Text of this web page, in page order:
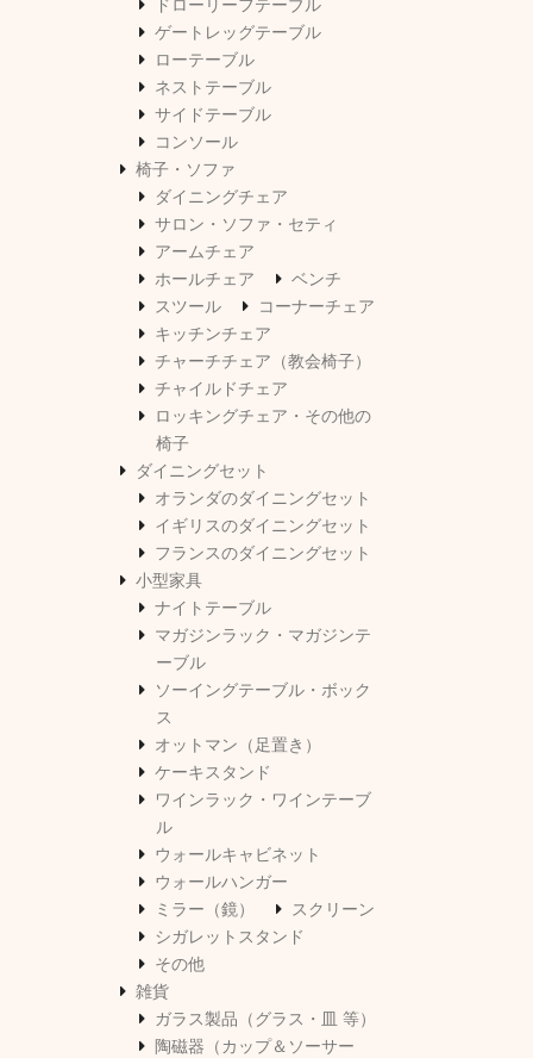
ドローリーフテーブル
ゲートレッグテーブル
ローテーブル
ネストテーブル
サイドテーブル
コンソール
椅子・ソファ
ダイニングチェア
サロン・ソファ・セティ
アームチェア
ホールチェア
ベンチ
スツール
コーナーチェア
キッチンチェア
チャーチチェア（教会椅子）
チャイルドチェア
ロッキングチェア・その他の
椅子
ダイニングセット
オランダのダイニングセット
イギリスのダイニングセット
フランスのダイニングセット
小型家具
ナイトテーブル
マガジンラック・マガジンテ
ーブル
ソーイングテーブル・ボック
ス
オットマン（足置き）
ケーキスタンド
ワインラック・ワインテーブ
ル
ウォールキャビネット
ウォールハンガー
ミラー（鏡）
スクリーン
シガレットスタンド
その他
雑貨
ガラス製品（グラス・皿 等）
陶磁器（カップ＆ソーサー